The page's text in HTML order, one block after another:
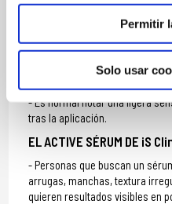
Permitir
Solo usar
MODO DE UTILIZACIÓN
Aplicar 3-4 gotas sobre la
Extender con las yemas de
Es normal notar una ligera
tras la aplicación.
EL ACTIVE SÉRUM DE iS
Personas que buscan un
arrugas, manchas, textura
quieren resultados visibles en